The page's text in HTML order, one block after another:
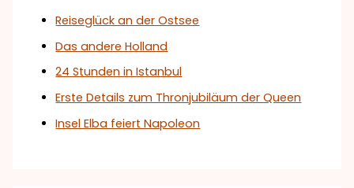
Reiseglück an der Ostsee
Das andere Holland
24 Stunden in Istanbul
Erste Details zum Thronjubiläum der Queen
Insel Elba feiert Napoleon